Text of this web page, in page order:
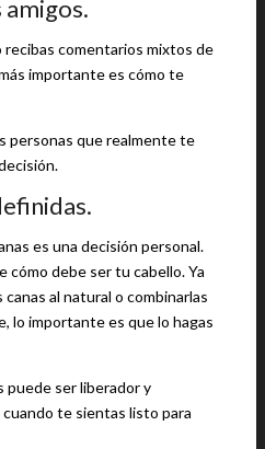
recibas comentarios mixtos de
importante es cómo te
personas que realmente te
es una decisión personal.
cómo debe ser tu cabello. Ya
al natural o combinarlas
lo importante es que lo hagas
puede ser liberador y
te sientas listo para